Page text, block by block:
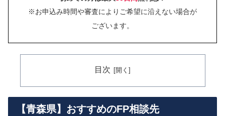
※お申込み時間や審査によりご希望に沿えない場合が
ございます。
目次
【青森県】おすすめのFP相談先